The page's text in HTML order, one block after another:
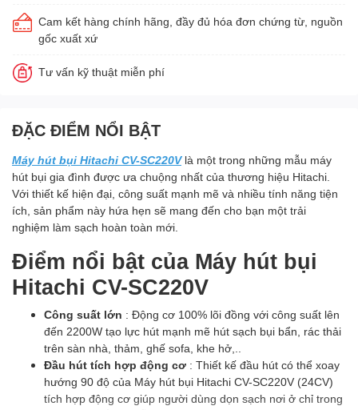
Cam kết hàng chính hãng, đầy đủ hóa đơn chứng từ, nguồn
gốc xuất xứ
Tư vấn kỹ thuật miễn phí
ĐẶC ĐIỂM NỔI BẬT
Máy hút bụi Hitachi CV-SC220Vlà một trong những mẫu máy
hút bụi gia đình được ưa chuộng nhất của thương hiệu Hitachi.
Với thiết kế hiện đại, công suất mạnh mẽ và nhiều tính năng tiện
ích, sản phẩm này hứa hẹn sẽ mang đến cho bạn một trải
nghiệm làm sạch hoàn toàn mới.
Điểm nổi bật của Máy hút bụi
Hitachi CV-SC220V
Công suất lớn : Động cơ 100% lõi đồng với công suất lên
đến 2200W tạo lực hút mạnh mẽ hút sạch bụi bẩn, rác thải
trên sàn nhà, thảm, ghế sofa, khe hở,..
Đầu hút tích hợp động cơ : Thiết kế đầu hút có thể xoay
hướng 90 độ của Máy hút bụi Hitachi CV-SC220V (24CV)
tích hợp động cơ giúp người dùng dọn sạch nơi ở chỉ trong